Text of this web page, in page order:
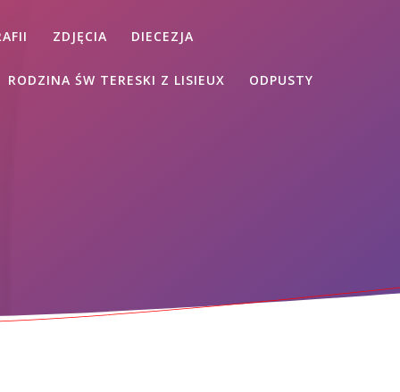
ZDJĘCIA DIECEZJA
RODZINA ŚW TERESKI Z LISIEUX ODPUSTY